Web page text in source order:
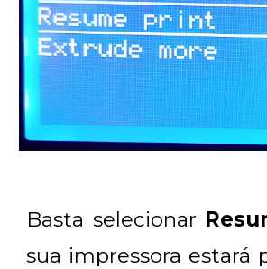
Basta selecionar
sua impressora estará